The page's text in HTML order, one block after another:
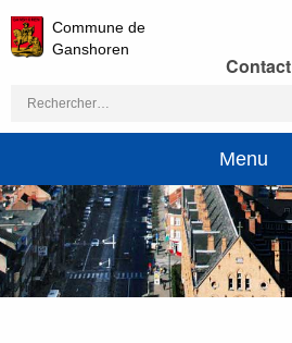
Commune de
Ganshoren
Contact
Rechercher :
Menu